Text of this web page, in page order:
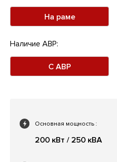
На раме
Наличие АВР:
С АВР
Основная мощность :
200 кВт / 250 кВА